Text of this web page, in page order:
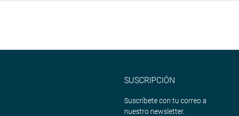
SUSCRIPCIÓN
Suscríbete con tu correo a
nuestro newsletter.